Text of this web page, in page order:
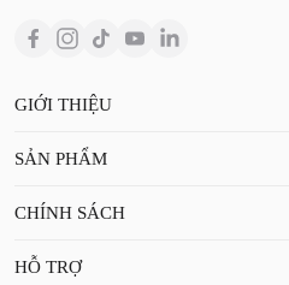
GIỚI THIỆU
SẢN PHẨM
CHÍNH SÁCH
HỖ TRỢ